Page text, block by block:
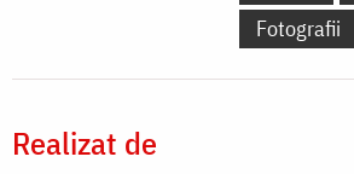
Fotografii
Realizat de